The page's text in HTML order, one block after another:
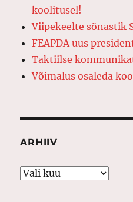
koolitusel!
Viipekeelte sõnastik
FEAPDA uus
Taktiilse
Võimalus osaleda
ARHIIV
Arhiiv